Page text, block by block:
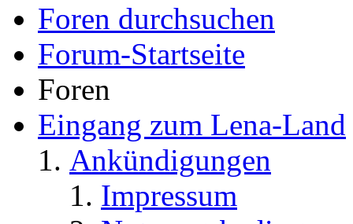
Foren durchsuchen
Forum-Startseite
Foren
Eingang zum Lena-Land
Ankündigungen
Impressum